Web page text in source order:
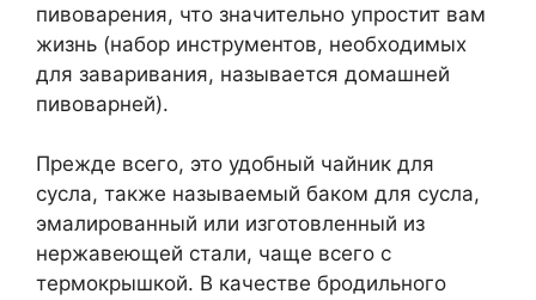
пивоварения, что значительно упростит вам
жизнь (набор инструментов, необходимых
для заваривания, называется домашней
пивоварней).
Прежде всего, это удобный чайник для
сусла, также называемый баком для сусла,
эмалированный или изготовленный из
нержавеющей стали, чаще всего с
термокрышкой. В качестве бродильного